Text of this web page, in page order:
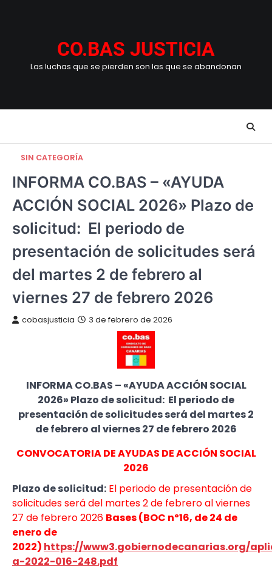
CO.BAS JUSTICIA
Las luchas que se pierden son las que se abandonan
SIN CATEGORÍA
INFORMA CO.BAS – «AYUDA
ACCIÓN SOCIAL 2026» Plazo de
solicitud: El periodo de
presentación de solicitudes será
del martes 2 de febrero al
viernes 27 de febrero 2026
cobasjusticia 3 de febrero de 2026
INFORMA CO.BAS – «AYUDA ACCIÓN SOCIAL
2026» Plazo de solicitud: El periodo de
presentación de solicitudes será del martes 2
de febrero al viernes 27 de febrero 2026
CONVOCATORIA DE AYUDAS DE ACCIÓN SOCIAL
2026
Plazo de solicitud: El periodo de presentación de
solicitudes será del martes 2 de febrero al viernes
27 de febrero 2026 Bases (BOC nº16, de 24 de
enero de
2022) https://www3.gobiernodecanarias.org/
a-2022-016-248.pdf